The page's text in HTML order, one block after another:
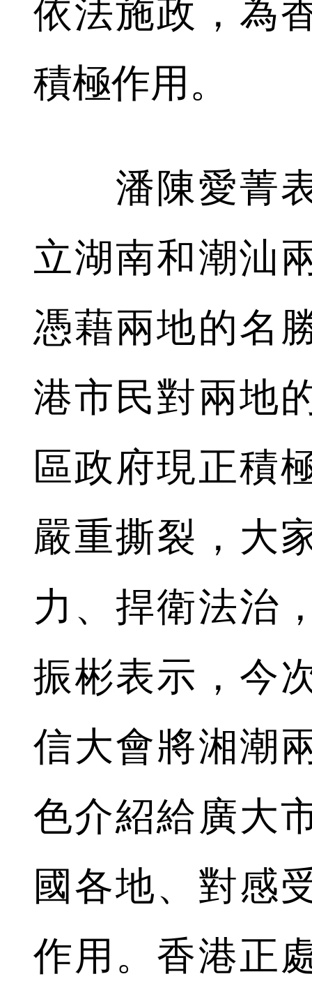
依法施政，為
積極作用。
潘陳愛菁表
立湖南和潮汕
憑藉兩地的名
港市民對兩地
區政府現正積
嚴重撕裂，大
力、捍衛法治
振彬表示，今
信大會將湘潮
色介紹給廣大
國各地、對感
作用。香港正